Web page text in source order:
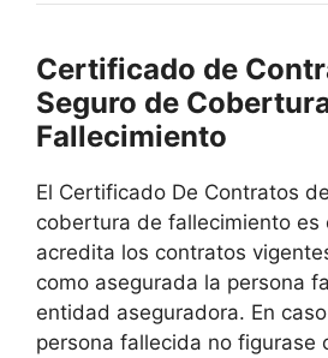
Certificado de
Seguro de
Fallecimiento
El Certificado De Contratos
cobertura de fallecimiento es
acredita los contratos
como asegurada la persona
entidad aseguradora. En
persona fallecida no figurase